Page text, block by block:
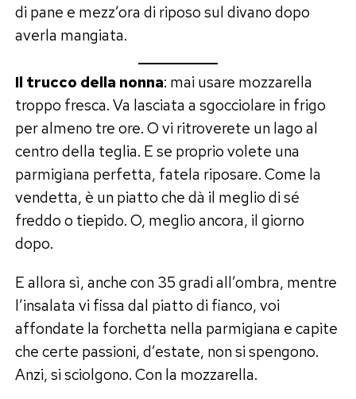
di pane e mezz’ora di riposo sul divano dopo
averla mangiata.
Il trucco della nonna: mai usare mozzarella
troppo fresca. Va lasciata a sgocciolare in frigo
per almeno tre ore. O vi ritroverete un lago al
centro della teglia. E se proprio volete una
parmigiana perfetta, fatela riposare. Come la
vendetta, è un piatto che dà il meglio di sé
freddo o tiepido. O, meglio ancora, il giorno
dopo.
E allora sì, anche con 35 gradi all’ombra, mentre
l’insalata vi fissa dal piatto di fianco, voi
affondate la forchetta nella parmigiana e capite
che certe passioni, d’estate, non si spengono.
Anzi, si sciolgono. Con la mozzarella.